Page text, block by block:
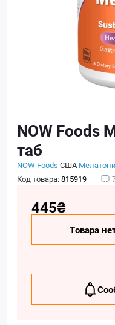
NOW Foods
таб
NOW Foods США
Код товара:815919 7
445₴
Товара